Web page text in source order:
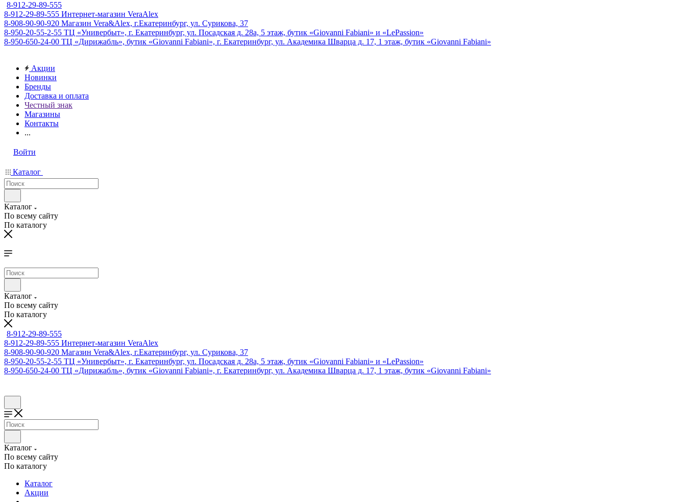
8-912-29-89-555
8-912-29-89-555 Интернет-магазин VeraAlex
8-908-90-90-920 Магазин Vera&Alex, г.Екатеринбург, ул. Сурикова, 37
8-950-20-55-2-55 ТЦ «Универбыт», г. Екатеринбург, ул. Посадская д. 28а, 5 этаж, бутик «Giovanni Fabiani» и «LePassion»
8-950-650-24-00 ТЦ «Дирижабль», бутик «Giovanni Fabiani», г. Екатеринбург, ул. Академика Шварца д. 17, 1 этаж, бутик «Giovanni Fabiani»
Акции
Новинки
Бренды
Доставка и оплата
Честный знак
Магазины
Контакты
...
Войти
Каталог
Каталог
По всему сайту
По каталогу
Каталог
По всему сайту
По каталогу
8-912-29-89-555
8-912-29-89-555 Интернет-магазин VeraAlex
8-908-90-90-920 Магазин Vera&Alex, г.Екатеринбург, ул. Сурикова, 37
8-950-20-55-2-55 ТЦ «Универбыт», г. Екатеринбург, ул. Посадская д. 28а, 5 этаж, бутик «Giovanni Fabiani» и «LePassion»
8-950-650-24-00 ТЦ «Дирижабль», бутик «Giovanni Fabiani», г. Екатеринбург, ул. Академика Шварца д. 17, 1 этаж, бутик «Giovanni Fabiani»
Каталог
По всему сайту
По каталогу
Каталог
Акции